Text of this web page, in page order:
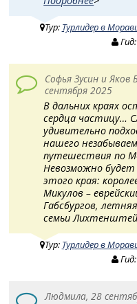
Тур: Турлидер в
Гид:
Софья Зусин и Яков
сентября 2025
В дальних краях
сердца частицу…
удивительно
нашего
путешествия по
Невозможно
этого края:
Микулов –
Габсбургов,
семьи
Тур: Турлидер в
Гид:
Людмила, 28